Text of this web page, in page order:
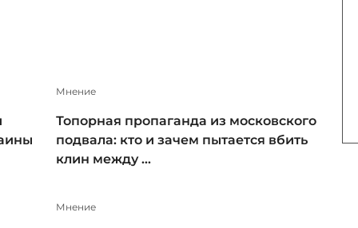
Мнение
Топорная пропаганда из московского
подвала: кто и зачем пытается вбить
клин между ...
Мнение